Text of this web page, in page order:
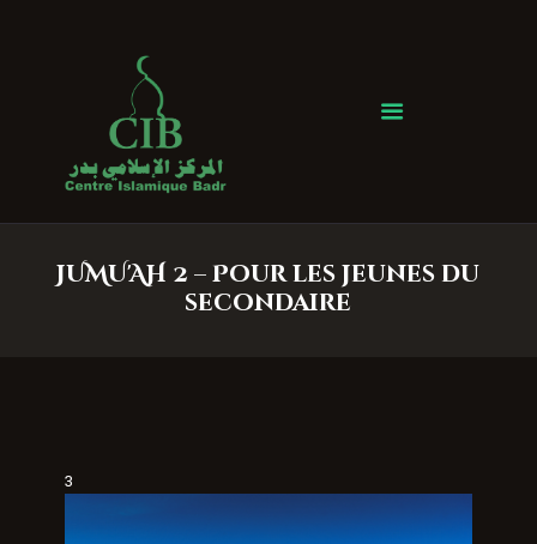
JUMU'AH 2 – Pour les jeunes du
secondaire
Centre Islamique Badr
Accueil
À propos
Services
Faire un don
3